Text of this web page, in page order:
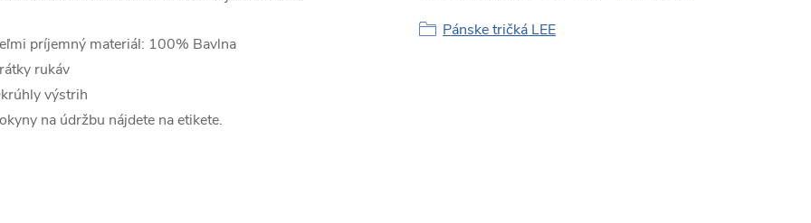
príjemný materiál: 100% Bavlna
rukáv
výstrih
na údržbu nájdete na etikete.
Pánske tričká LEE